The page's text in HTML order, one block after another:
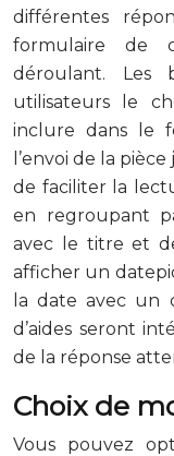
différentes
formulaire de
déroulant. Les
utilisateurs le
inclure dans le
l’envoi de la
de faciliter la
en regroupant
avec le titre et
afficher un
la date avec un
d’aides seront
de la réponse
Choix de
Vous pouvez